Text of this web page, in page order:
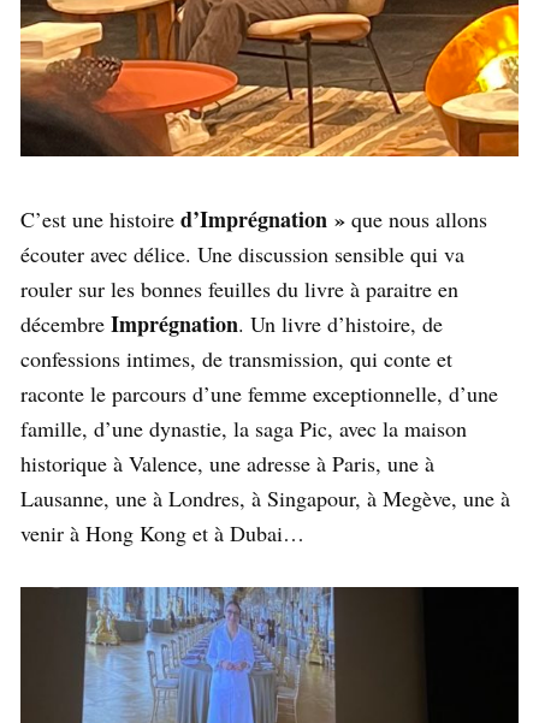
C’est une histoire d’Imprégnation » que nous allons
écouter avec délice. Une discussion sensible qui va
rouler sur les bonnes feuilles du livre à paraitre en
décembre Imprégnation. Un livre d’histoire, de
confessions intimes, de transmission, qui conte et
raconte le parcours d’une femme exceptionnelle, d’une
famille, d’une dynastie, la saga Pic, avec la maison
historique à Valence, une adresse à Paris, une à
Lausanne, une à Londres, à Singapour, à Megève, une à
venir à Hong Kong et à Dubai…